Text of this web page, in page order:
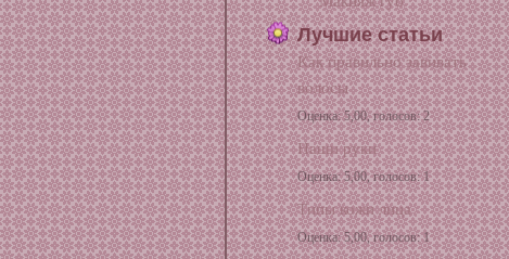
Лучшие статьи
Как правильно завивать
волосы
Оценка: 5,00, голосов: 2
Наши руки
Оценка: 5,00, голосов: 1
Типы кожи лица
Оценка: 5,00, голосов: 1